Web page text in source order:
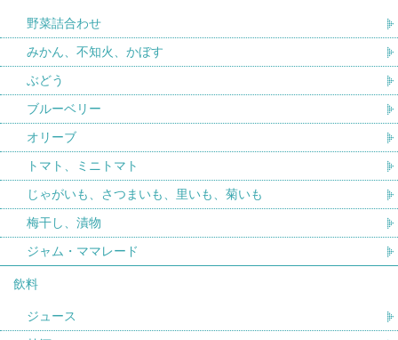
野菜詰合わせ
みかん、不知火、かぼす
ぶどう
ブルーベリー
オリーブ
トマト、ミニトマト
じゃがいも、さつまいも、里いも、菊いも
梅干し、漬物
ジャム・ママレード
飲料
ジュース